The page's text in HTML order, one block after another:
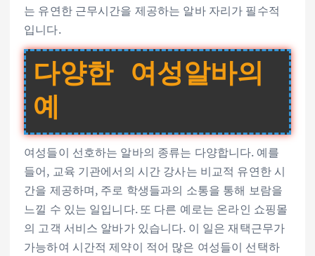
는 유연한 근무시간을 제공하는 알바 자리가 필수적
입니다.
다양한 여성알바의
예
여성들이 선호하는 알바의 종류는 다양합니다. 예를
들어, 교육 기관에서의 시간 강사는 비교적 유연한 시
간을 제공하며, 주로 학생들과의 소통을 통해 보람을
느낄 수 있는 일입니다. 또 다른 예로는 온라인 쇼핑몰
의 고객 서비스 알바가 있습니다. 이 일은 재택근무가
가능하여 시간적 제약이 적어 많은 여성들이 선택하